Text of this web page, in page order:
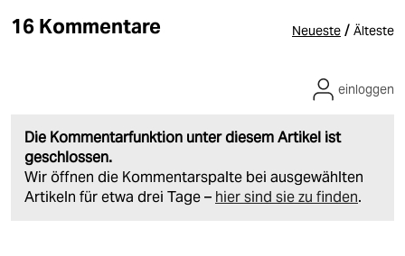
16 Kommentare Neueste / Älteste
Die Kommentarfunktion unter diesem Artikel ist
geschlossen.
Wir öffnen die Kommentarspalte bei ausgewählten
Artikeln für etwa drei Tage – hier sind sie zu finden.
einloggen